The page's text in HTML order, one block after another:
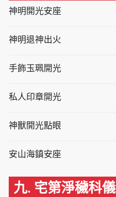
神明開光安座
神明退神出火
手飾玉珮開光
私人印章開光
神獸開光點眼
安山海鎮安座
九. 宅第淨穢科儀